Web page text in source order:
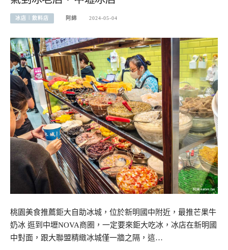
冰店︱飲料店 阿綿 2024-05-04
桃園美食推薦鉅大自助冰城，位於新明國中附近，最推芒果牛
奶冰 逛到中壢NOVA商圈，一定要來鉅大吃冰，冰店在新明國
中對面，跟大聯盟精緻冰城僅一牆之隔，這…